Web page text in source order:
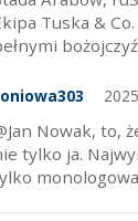
Tuska &
Nowak, to,
tylko ja.